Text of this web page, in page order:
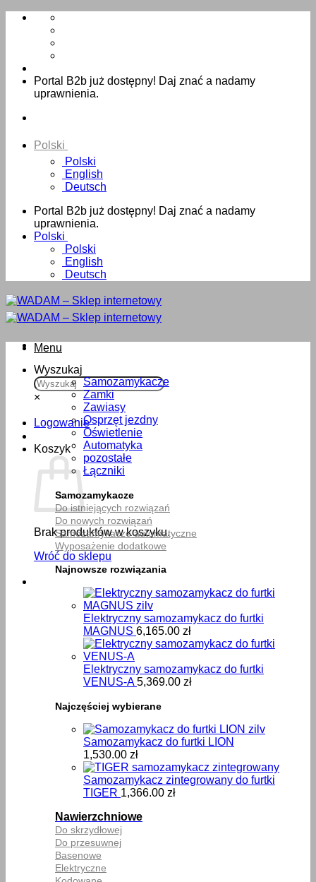
Skip
Portal B2b już dostępny! Daj znać a nadamy
uprawnienia.
Polski
Polski
English
Deutsch
Portal B2b już dostępny! Daj znać a nadamy
uprawnienia.
Polski
Polski
English
Deutsch
Wyszukaj
×
Logowanie
Koszyk
Brak produktów w koszyku.
Wróć do sklepu
Menu
Samozamykacze
Zamki
Zawiasy
Osprzęt jezdny
Oświetlenie
Automatyka
pozostałe
Łączniki
Samozamykacze
Do istniejących rozwiązań
Do nowych rozwiązań
Samozamykacze automatyczne
Wyposażenie dodatkowe
Najnowsze rozwiązania
Elektryczny samozamykacz do furtki
MAGNUS 6,165.00 zł
Elektryczny samozamykacz do furtki
VENUS-A 5,369.00 zł
Najczęściej wybierane
Samozamykacz do furtki LION
1,530.00 zł
Samozamykacz zintegrowany do furtki
TIGER 1,366.00 zł
Nawierzchniowe
Do skrzydłowej
Do przesuwnej
Basenowe
Elektryczne